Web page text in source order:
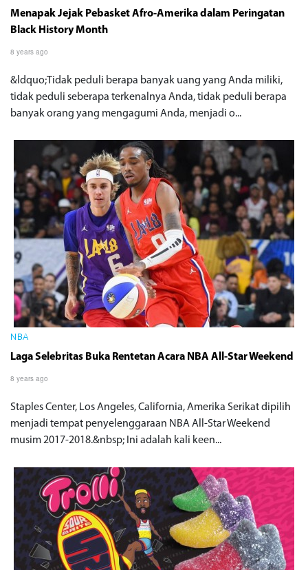
Menapak Jejak Pebasket Afro-Amerika dalam Peringatan
Black History Month
8 years ago
&ldquo;Tidak peduli berapa banyak uang yang Anda miliki,
tidak peduli seberapa terkenalnya Anda, tidak peduli berapa
banyak orang yang mengagumi Anda, menjadi o...
NBA
Laga Selebritas Buka Rentetan Acara NBA All-Star Weekend
8 years ago
Staples Center, Los Angeles, California, Amerika Serikat dipilih
menjadi tempat penyelenggaraan NBA All-Star Weekend
musim 2017-2018.&nbsp; Ini adalah kali keen...